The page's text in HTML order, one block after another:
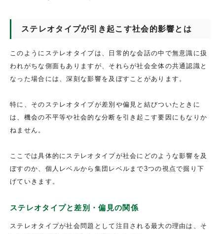
ステレオタイプが引き起こす社会的影響とは
このようにステレオタイプは、日常的な会話の中で無意識に扱
われがちな側面もありますが、それらが社会全体の共通認識と
なった場合には、深刻な影響を及ぼすことがあります。
特に、そのステレオタイプが差別や偏見と結びついたときに
は、機会の不平等や社会的な分断を引き起こす要因にもなりか
ねません。
ここでは具体的にステレオタイプが社会にどのような影響を及
ぼすのか、個人レベルから集団レベルまで3つの視点で掘り下
げていきます。
ステレオタイプと差別・偏見の関係
ステレオタイプが社会問題として注目される最大の理由は、そ